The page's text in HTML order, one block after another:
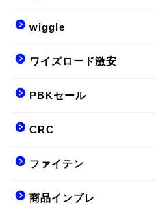
wiggle
ワイズロード激安
PBKセール
CRC
ファイテン
商品インプレ